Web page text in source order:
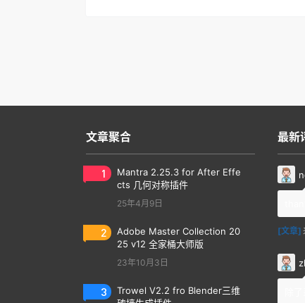
文章聚合
1
Mantra 2.25.3 for After Effe
cts 几何对称插件
25年4月9日
2
Adobe Master Collection 20
25 v12 全家桶大师版
23年10月3日
3
Trowel V2.2 fro Blender三维
最新
[文章]